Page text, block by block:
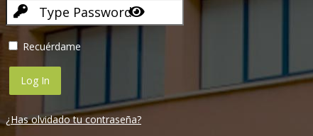
Recuérdame
¿Has olvidado tu contraseña?